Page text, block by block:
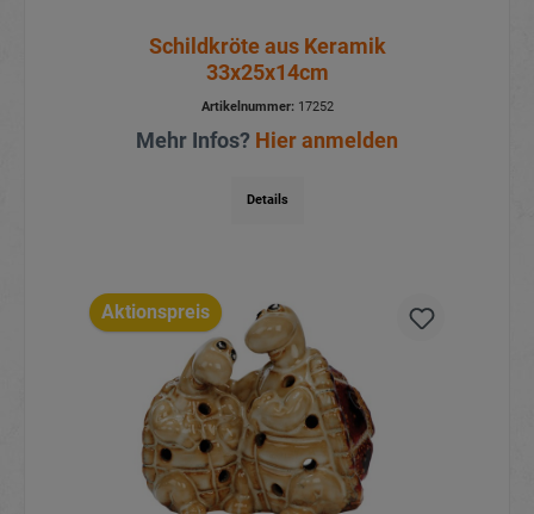
Schildkröte aus Keramik
33x25x14cm
Artikelnummer:17252
Mehr Infos? Hier anmelden
Details
Aktionspreis